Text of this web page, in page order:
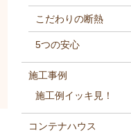
こだわりの断熱
5つの安心
施工事例
施工例イッキ見！
コンテナハウス